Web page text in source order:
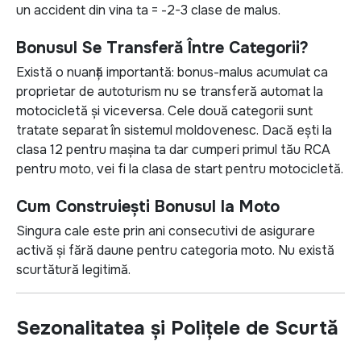
un accident din vina ta = -2-3 clase de malus.
Bonusul Se Transferă Între Categorii?
Există o nuanță importantă: bonus-malus acumulat ca
proprietar de autoturism nu se transferă automat la
motocicletă și viceversa. Cele două categorii sunt
tratate separat în sistemul moldovenesc. Dacă ești la
clasa 12 pentru mașina ta dar cumperi primul tău RCA
pentru moto, vei fi la clasa de start pentru motocicletă.
Cum Construiești Bonusul la Moto
Singura cale este prin ani consecutivi de asigurare
activă și fără daune pentru categoria moto. Nu există
scurtătură legitimă.
Sezonalitatea și Polițele de Scurtă